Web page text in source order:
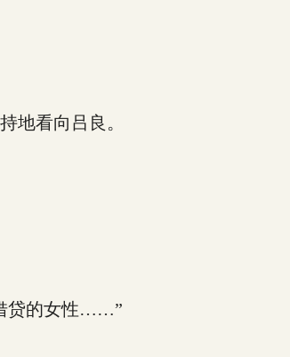
看向吕良。
贷的女性……”